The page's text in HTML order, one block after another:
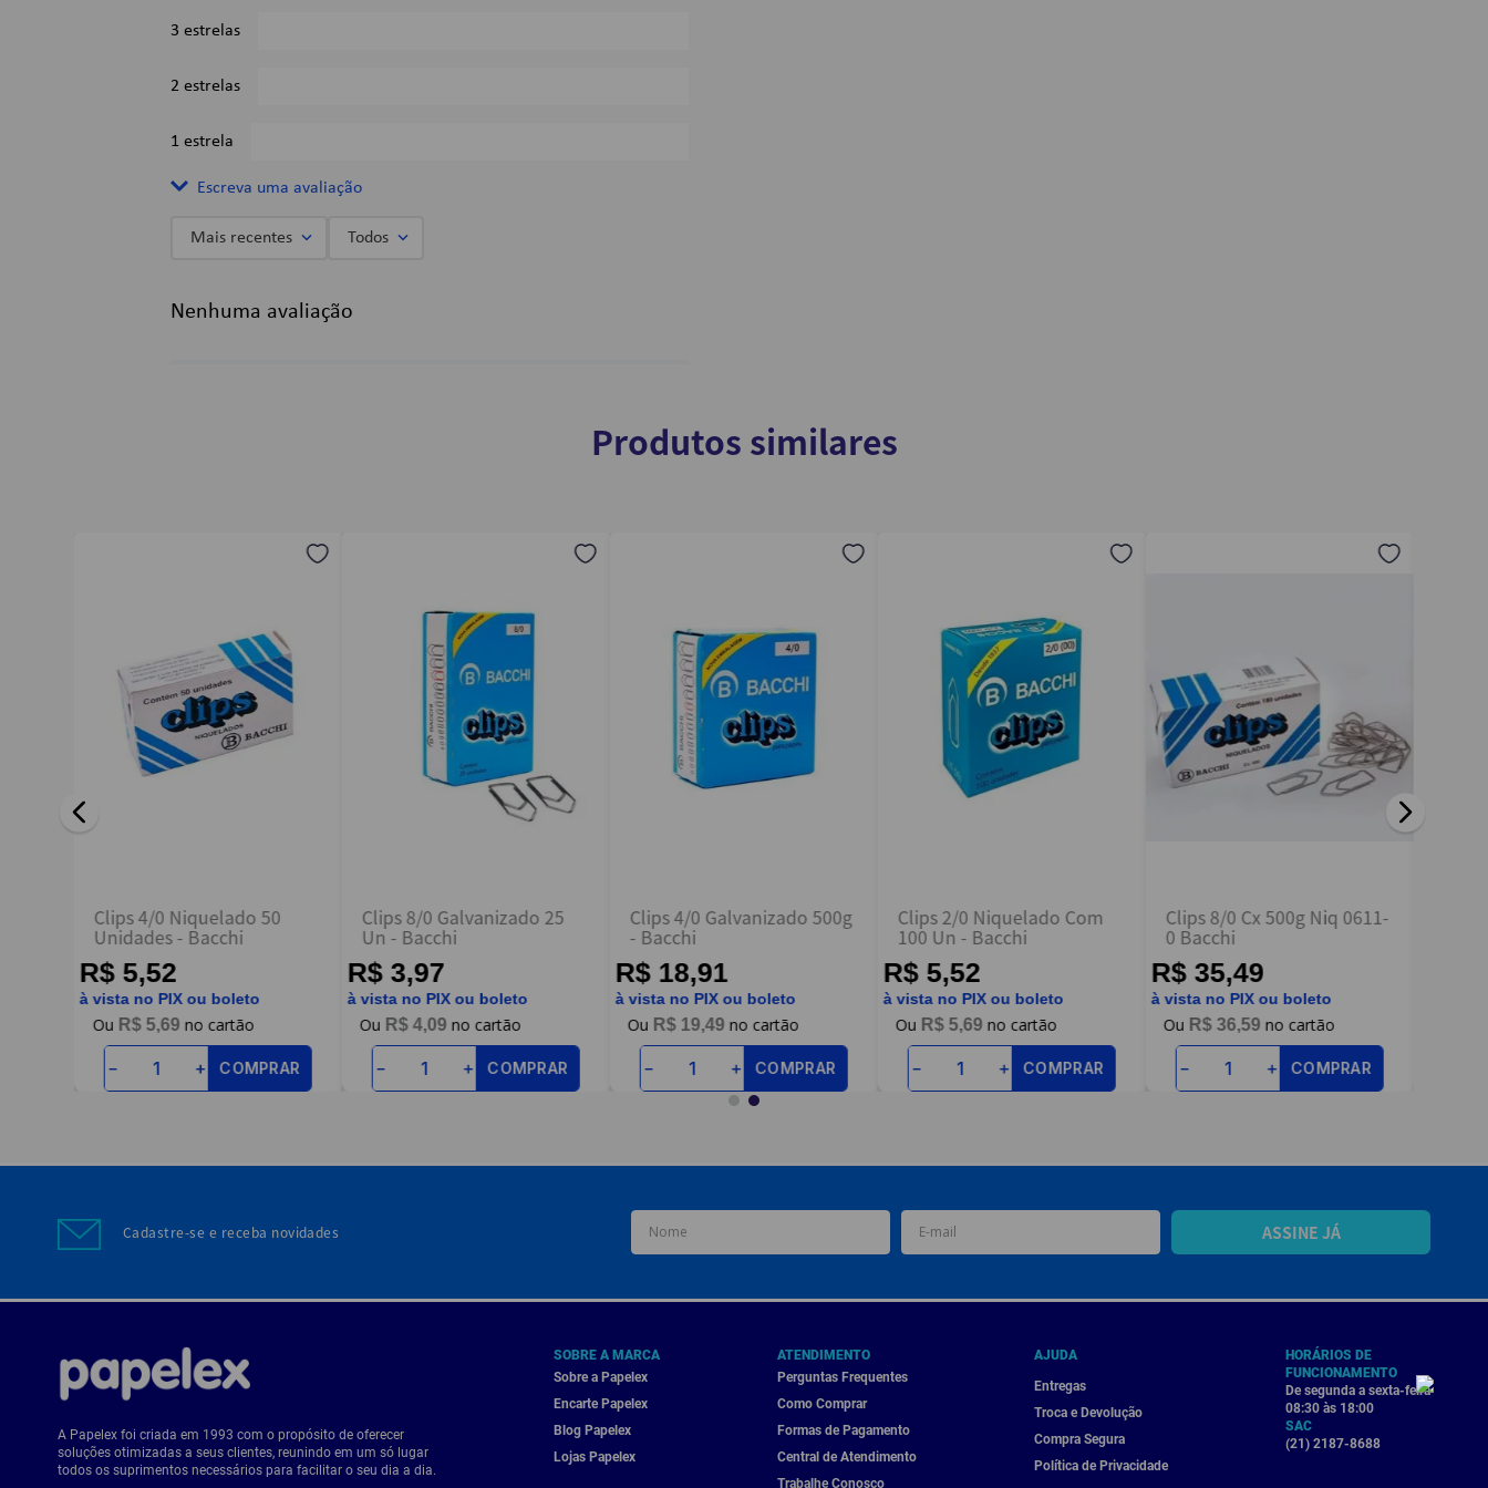
3 estrelas
2 estrelas
1 estrela
Escreva uma avaliação
Título
Escreva uma avaliação
Mais recentes Todos
Nenhuma avaliação
Produtos similares
Clips 4/0 Niquelado 50
Unidades - Bacchi
R$ 5,52
à vista no PIX ou boleto
R$ 5,69
＋
－ COMPRAR
Clips 8/0 Galvanizado 25
Un - Bacchi
R$ 3,97
à vista no PIX ou boleto
R$ 4,09
＋
－ COMPRAR
Clips 4/0 Galvanizado 500g
- Bacchi
R$ 18,91
à vista no PIX ou boleto
R$ 19,49
＋
－ COMPRAR
Clips 2/0 Niquelado Com
100 Un - Bacchi
R$ 5,52
à vista no PIX ou boleto
R$ 5,69
＋
－ COMPRAR
Clips 8/0 Cx 500g Niq 0611-
0 Bacchi
R$ 35,49
à vista no PIX ou boleto
R$ 36,59
＋
－ COMPRAR
Cadastre-se e receba novidades ASSINE JÁ
A Papelex foi criada em 1993 com o propósito de oferecer
soluções otimizadas a seus clientes, reunindo em um só lugar
todos os suprimentos necessários para facilitar o seu dia a dia.
SOBRE A MARCA
Sobre a Papelex
Encarte Papelex
Blog Papelex
Lojas Papelex
ATENDIMENTO
Perguntas Frequentes
Como Comprar
Formas de Pagamento
Central de Atendimento
Trabalhe Conosco
AJUDA
Entregas
Troca e Devolução
Compra Segura
Política de Privacidade
HORÁRIOS DE
FUNCIONAMENTO
De segunda a sexta-feira
08:30 às 18:00
SAC
(21) 2187-8688